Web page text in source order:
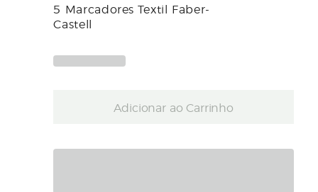
5 Marcadores Textil Faber-
Castell
Adicionar ao Carrinho